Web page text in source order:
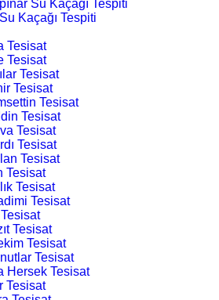
Su Kaçağı Tespiti
Kaçağı Tespiti
Tesisat
Tesisat
Tesisat
Tesisat
Tesisat
Tesisat
Tesisat
Tesisat
Tesisat
Tesisat
Tesisat
Tesisat
Tesisat
Tesisat
Tesisat
Hersek Tesisat
Tesisat